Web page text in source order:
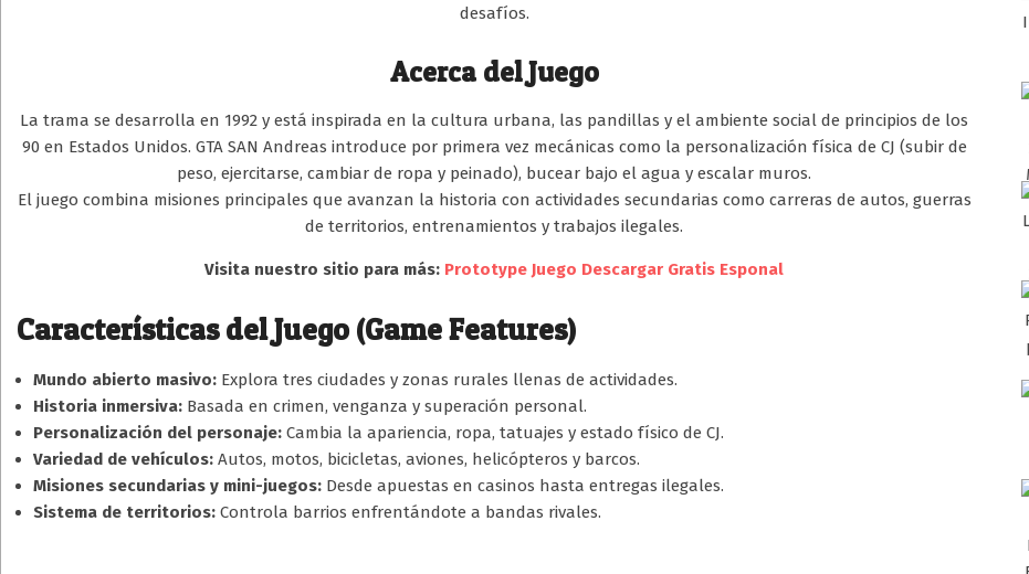
desafíos.
Acerca del Juego
La trama se desarrolla en 1992 y está inspirada en la cultura urbana, las pandillas y el ambiente social de principios de los
90 en Estados Unidos. GTA SAN Andreas introduce por primera vez mecánicas como la personalización física de CJ (subir de
peso, ejercitarse, cambiar de ropa y peinado), bucear bajo el agua y escalar muros.
El juego combina misiones principales que avanzan la historia con actividades secundarias como carreras de autos, guerras
de territorios, entrenamientos y trabajos ilegales.
Visita nuestro sitio para más: Prototype Juego Descargar Gratis Esponal
Características del Juego (Game Features)
Mundo abierto masivo: Explora tres ciudades y zonas rurales llenas de actividades.
Historia inmersiva: Basada en crimen, venganza y superación personal.
Personalización del personaje: Cambia la apariencia, ropa, tatuajes y estado físico de CJ.
Variedad de vehículos: Autos, motos, bicicletas, aviones, helicópteros y barcos.
Misiones secundarias y mini-juegos: Desde apuestas en casinos hasta entregas ilegales.
Sistema de territorios: Controla barrios enfrentándote a bandas rivales.